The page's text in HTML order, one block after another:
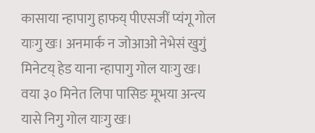
कासाया न्हापागु हाफय् पीएसजीं प्यंगू गोल
याःगु खः। अनमार्क न जोआओ नेभेसं खुगुं
मिनेटय् हेड याना न्हापागु गोल याःगु खः।
वया ३० मिनेत लिपा पासिङ मूभया अन्त्य
यासे निगु गोल याःगु खः।